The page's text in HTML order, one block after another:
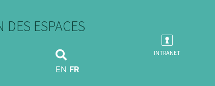
ESPACES
EN FR
INTRANET